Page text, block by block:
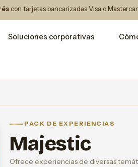
con tarjetas bancarizadas Visa o
Soluciones corporativas
PACK DE EXPERIENCIAS
Majestic
Ofrece experiencias de diversas